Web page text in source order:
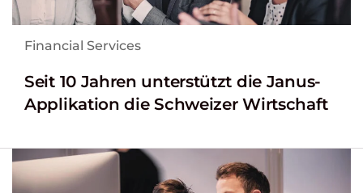
Financial Services
Seit 10 Jahren unterstützt die Janus-
Applikation die Schweizer Wirtschaft